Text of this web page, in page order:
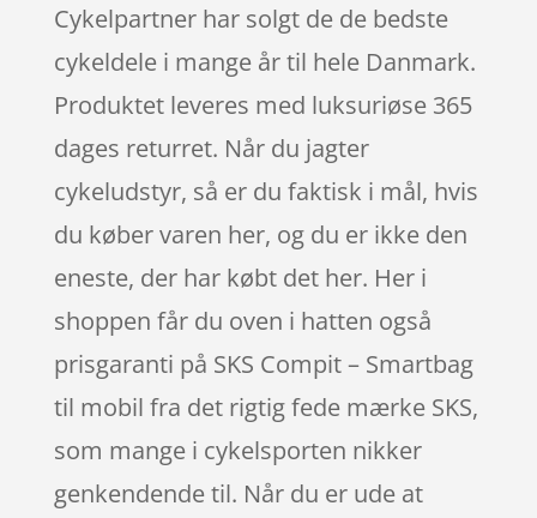
Cykelpartner har solgt de de bedste
cykeldele i mange år til hele Danmark.
Produktet leveres med luksuriøse 365
dages returret. Når du jagter
cykeludstyr, så er du faktisk i mål, hvis
du køber varen her, og du er ikke den
eneste, der har købt det her. Her i
shoppen får du oven i hatten også
prisgaranti på SKS Compit – Smartbag
til mobil fra det rigtig fede mærke SKS,
som mange i cykelsporten nikker
genkendende til. Når du er ude at